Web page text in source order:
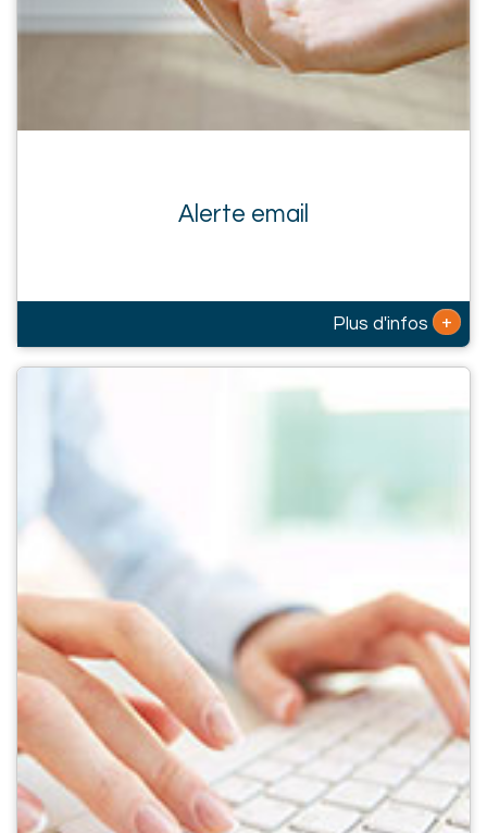
Alerte email
Plus d'infos +